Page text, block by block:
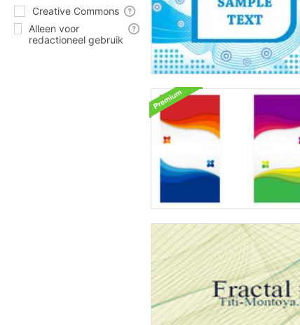
Creative Commons
Alleen voor
redactioneel gebruik